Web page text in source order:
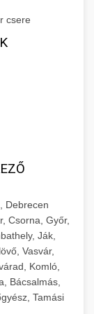
és
a
+
Nagy
precíz
+
csere
Debrecen
Csorna, Győr,
Ják,
Vasvár,
Komló,
Bácsalmás,
Tamási